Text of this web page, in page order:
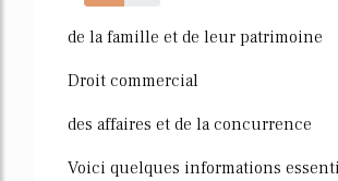
53%
de la famille et de leur patrimoine
Droit commercial
des affaires et de la concurrence
Voici quelques informations